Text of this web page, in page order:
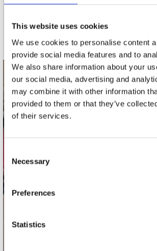
This website uses cookies
We use cookies to personalise content
provide social media features and to
We also share information about your
our social media, advertising and
may combine it with other information
provided to them or that they’ve
of their services.
Selection
Necessary
Preferences
Statistics
contact
Stuur ons een e-